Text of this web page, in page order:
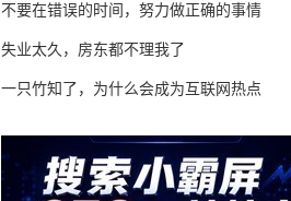
不要在错误的时间，努力做正确的事情
失业太久，房东都不理我了
一只竹知了，为什么会成为互联网热点